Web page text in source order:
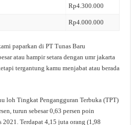
Rp4.300.000
Rp4.000.000
paparkan di PT Tunas Baru
atau hampir setara dengan umr jakarta
tergantung kamu menjabat atau berada
loh Tingkat Pengangguran Terbuka (TPT)
turun sebesar 0,63 persen poin
Terdapat 4,15 juta orang (1,98